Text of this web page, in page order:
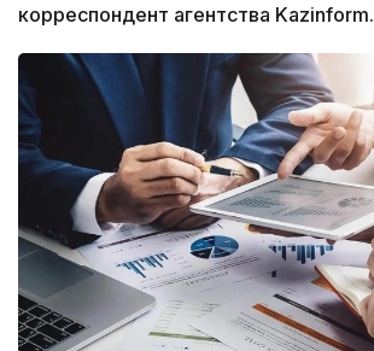
корреспондент агентства Kazinform.